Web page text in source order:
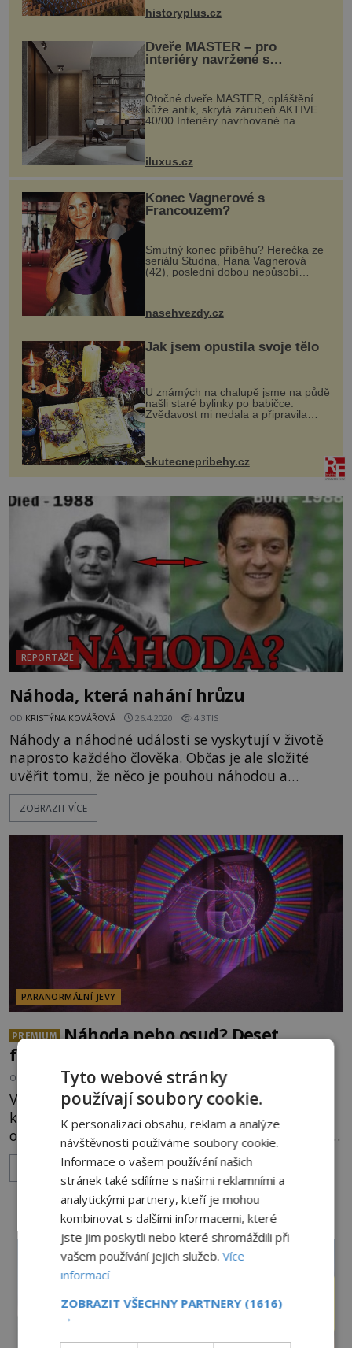
stavební plány by při ...
historyplus.cz
Dveře MASTER – pro
interiéry navržené s
rozumem i vášní!
Otočné dveře MASTER, opláštění
kůže antik, skrytá zárubeň AKTIVE
40/00 Interiéry navrhované na
zakázku často vyžadují atypické
rozměry nejen nábytku, ale i
dnes umož...
iluxus.cz
Konec Vagnerové s
Francouzem?
Smutný konec příběhu? Herečka ze
seriálu Studna, Hana Vagnerová
(42), poslední dobou nepůsobí
nasehvezdy.cz
Jak jsem opustila svoje tělo
U známých na chalupě jsme na půdě
našli staré bylinky po babičce.
Zvědavost mi nedala a připravila
jsem si z nich lektvar… Zimní pobyt
na chalupě se pro mě vlastní vinou
změnil v děsivý zážitek, na kt...
skutecnepribehy.cz
REPORTÁŽE
Náhoda, která nahání hrůzu
OD KRISTÝNA KOVÁŘOVÁ 26.4.2020 4.3TIS
Náhody a náhodné události se vyskytují v životě
naprosto každého člověka. Občas je ale složité
uvěřit tomu, že něco je pouhou náhodou a
hledáme v tom určitý smysl či spojitosti.
Příkladem může být následujících pět příběhů,
jedná o náhodu, nebo o nějakou nevysvětlitelnou
záhadu. https://www.youtube.com/watch?
v=tyyClIi1_Cc
ZOBRAZIT VÍCE
PARANORMÁLNÍ JEVY
PREMIUM Náhoda nebo osud? Deset
fascinujících shod v historii!
OD EVA LASSLER 26.6.2018 5.7TIS
Věříte na zázraky? Nebo se naopak řadíte k těm,
kteří se domnívají, že (ne)známe organizace
ovladají lidstvo skrze celou jeho historii? V tomto
článku vám nabídneme deset nejzajímavějších a
možná také nejděsivějších shod v historii. O tom,
jak moc jsou dílem náhody nebo naopak následek
nadvlády tajmených sil, rozhodněte sami. 10.
Tamerlánovo proroctví V červnu 1940 objevili
sovětští archeologové
ZOBRAZIT VÍCE
Tyto webové stránky
používají soubory cookie.
K personalizaci obsahu, reklam a analýze
návštěvnosti používáme soubory cookie.
Informace o vašem používání našich
stránek také sdílíme s našimi reklamními a
analytickými partnery, kteří je mohou
kombinovat s dalšími informacemi, které
jste jim poskytli nebo které shromáždili při
vašem používání jejich služeb.Více
informací
ZOBRAZIT VŠECHNY PARTNERY (1616)
→